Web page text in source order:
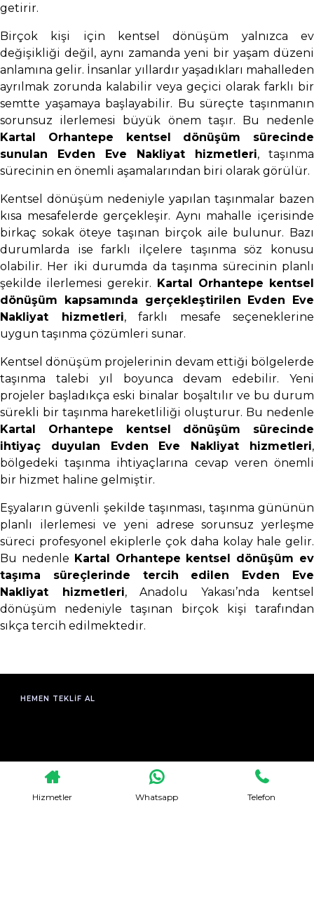
getirir.
Birçok kişi için kentsel dönüşüm yalnızca ev
değişikliği değil, aynı zamanda yeni bir yaşam düzeni
anlamına gelir. İnsanlar yıllardır yaşadıkları mahalleden
ayrılmak zorunda kalabilir veya geçici olarak farklı bir
semtte yaşamaya başlayabilir. Bu süreçte taşınmanın
sorunsuz ilerlemesi büyük önem taşır. Bu nedenle
Kartal Orhantepe kentsel dönüşüm sürecinde
sunulan Evden Eve Nakliyat hizmetleri, taşınma
sürecinin en önemli aşamalarından biri olarak görülür.
Kentsel dönüşüm nedeniyle yapılan taşınmalar bazen
kısa mesafelerde gerçekleşir. Aynı mahalle içerisinde
birkaç sokak öteye taşınan birçok aile bulunur. Bazı
durumlarda ise farklı ilçelere taşınma söz konusu
olabilir. Her iki durumda da taşınma sürecinin planlı
şekilde ilerlemesi gerekir. Kartal Orhantepe kentsel
dönüşüm kapsamında gerçekleştirilen Evden Eve
Nakliyat hizmetleri, farklı mesafe seçeneklerine
uygun taşınma çözümleri sunar.
Kentsel dönüşüm projelerinin devam ettiği bölgelerde
taşınma talebi yıl boyunca devam edebilir. Yeni
projeler başladıkça eski binalar boşaltılır ve bu durum
sürekli bir taşınma hareketliliği oluşturur. Bu nedenle
Kartal Orhantepe kentsel dönüşüm sürecinde
ihtiyaç duyulan Evden Eve Nakliyat hizmetleri,
bölgedeki taşınma ihtiyaçlarına cevap veren önemli
bir hizmet haline gelmiştir.
Eşyaların güvenli şekilde taşınması, taşınma gününün
planlı ilerlemesi ve yeni adrese sorunsuz yerleşme
süreci profesyonel ekiplerle çok daha kolay hale gelir.
Bu nedenle Kartal Orhantepe kentsel dönüşüm ev
taşıma süreçlerinde tercih edilen Evden Eve
Nakliyat hizmetleri, Anadolu Yakası’nda kentsel
dönüşüm nedeniyle taşınan birçok kişi tarafından
sıkça tercih edilmektedir.
HEMEN TEKLIF AL
Hizmetler Whatsapp Telefon